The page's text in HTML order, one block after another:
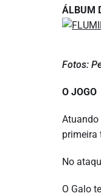
ÁLBUM
Fotos:
O JOGO
Atuando
primeira
No
O Galo